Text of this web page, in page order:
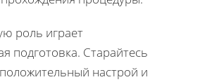
роль играет
подготовка. Старайтесь
настрой и